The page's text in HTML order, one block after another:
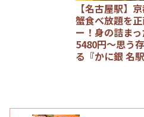
【名古屋駅】
蟹食べ放題を
ー！身の詰ま
5480円～思う
る『かに銀 名駅